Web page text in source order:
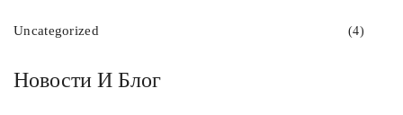
Uncategorized (4)
Новости И Блог